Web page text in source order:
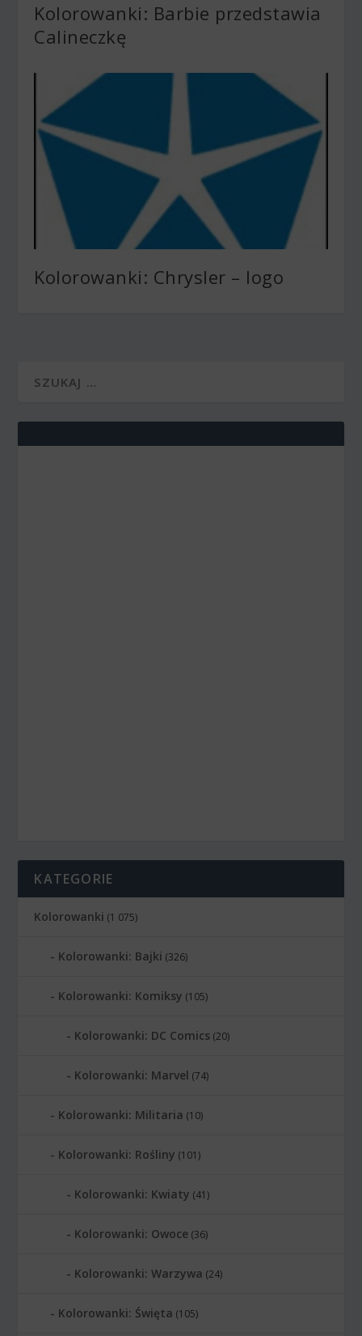
Kolorowanki: Barbie przedstawia
Calineczkę
Kolorowanki: Chrysler – logo
KATEGORIE
Kolorowanki (1 075)
Kolorowanki: Bajki (326)
Kolorowanki: Komiksy (105)
Kolorowanki: DC Comics (20)
Kolorowanki: Marvel (74)
Kolorowanki: Militaria (10)
Kolorowanki: Rośliny (101)
Kolorowanki: Kwiaty (41)
Kolorowanki: Owoce (36)
Kolorowanki: Warzywa (24)
Kolorowanki: Święta (105)